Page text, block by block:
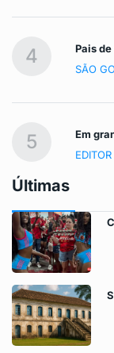
4
Pais
SÃO
5
Em
EDITOR
Últimas